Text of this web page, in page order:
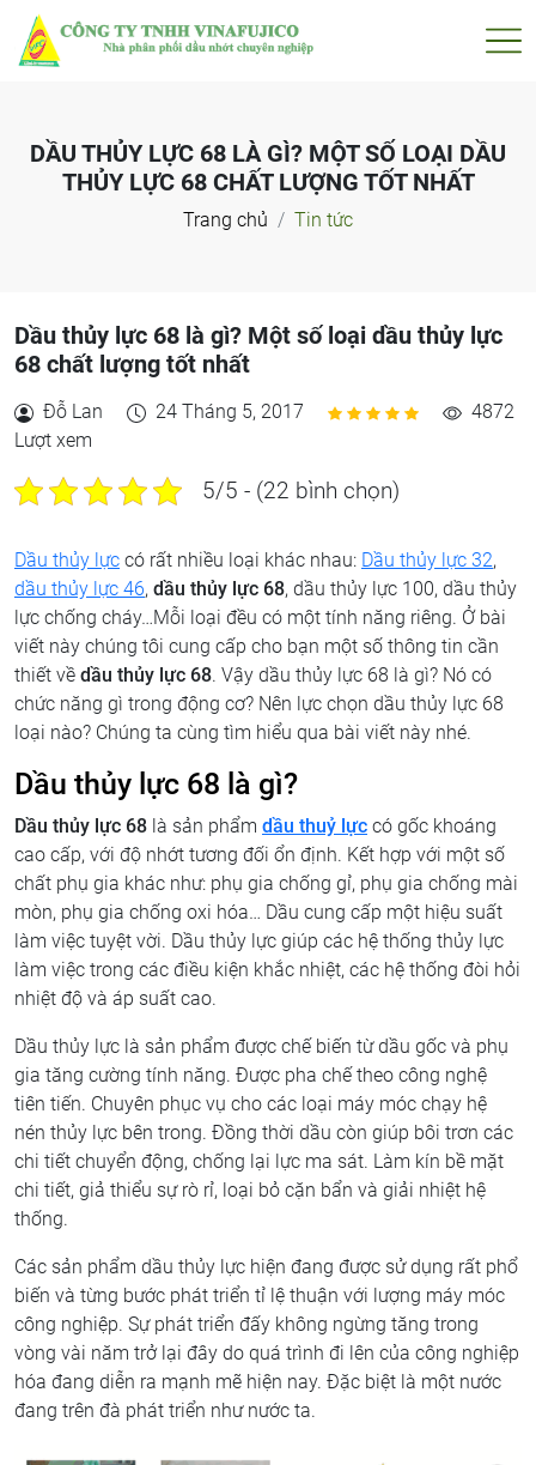
DẦU THỦY LỰC 68 LÀ GÌ? MỘT SỐ LOẠI DẦU
THỦY LỰC 68 CHẤT LƯỢNG TỐT NHẤT
Trang chủ Tin tức
Dầu thủy lực 68 là gì? Một số loại dầu thủy lực
68 chất lượng tốt nhất
Đỗ Lan 24 Tháng 5, 2017
4872
Lượt xem
5/5 - (22 bình chọn)
Dầu thủy lực có rất nhiều loại khác nhau: Dầu thủy lực 32,
dầu thủy lực 46, dầu thủy lực 68, dầu thủy lực 100, dầu thủy
lực chống cháy…Mỗi loại đều có một tính năng riêng. Ở bài
viết này chúng tôi cung cấp cho bạn một số thông tin cần
thiết về dầu thủy lực 68. Vậy dầu thủy lực 68 là gì? Nó có
chức năng gì trong động cơ? Nên lực chọn dầu thủy lực 68
loại nào? Chúng ta cùng tìm hiểu qua bài viết này nhé.
Dầu thủy lực 68 là gì?
Dầu thủy lực 68 là sản phẩm dầu thuỷ lực có gốc khoáng
cao cấp, với độ nhớt tương đối ổn định. Kết hợp với một số
chất phụ gia khác như: phụ gia chống gỉ, phụ gia chống mài
mòn, phụ gia chống oxi hóa… Dầu cung cấp một hiệu suất
làm việc tuyệt vời. Dầu thủy lực giúp các hệ thống thủy lực
làm việc trong các điều kiện khắc nhiệt, các hệ thống đòi hỏi
nhiệt độ và áp suất cao.
Dầu thủy lực là sản phẩm được chế biến từ dầu gốc và phụ
gia tăng cường tính năng. Được pha chế theo công nghệ
tiên tiến. Chuyên phục vụ cho các loại máy móc chạy hệ
nén thủy lực bên trong. Đồng thời dầu còn giúp bôi trơn các
chi tiết chuyển động, chống lại lực ma sát. Làm kín bề mặt
chi tiết, giả thiểu sự rò rỉ, loại bỏ cặn bẩn và giải nhiệt hệ
thống.
Các sản phẩm dầu thủy lực hiện đang được sử dụng rất phổ
biến và từng bước phát triển tỉ lệ thuận với lượng máy móc
công nghiệp. Sự phát triển đấy không ngừng tăng trong
vòng vài năm trở lại đây do quá trình đi lên của công nghiệp
hóa đang diễn ra mạnh mẽ hiện nay. Đặc biệt là một nước
đang trên đà phát triển như nước ta.